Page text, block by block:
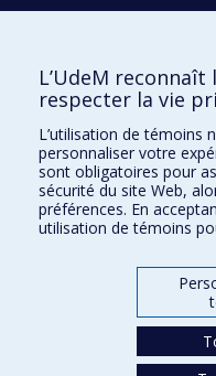
Kinésiologie et des sciences
Orthophonie et audiologie
Réadaptation
Directions
DPC
CPASS
L’UdeM reconnaît
respecter la vie
L’utilisation de témoins
personnaliser votre
sont obligatoires pour
sécurité du site Web,
préférences. En
utilisation de témoins